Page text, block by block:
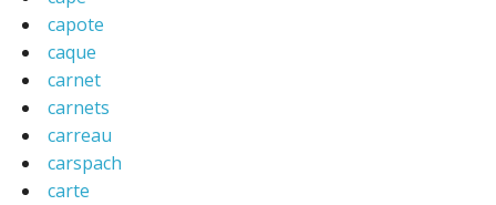
capote
caque
carnet
carnets
carreau
carspach
carte